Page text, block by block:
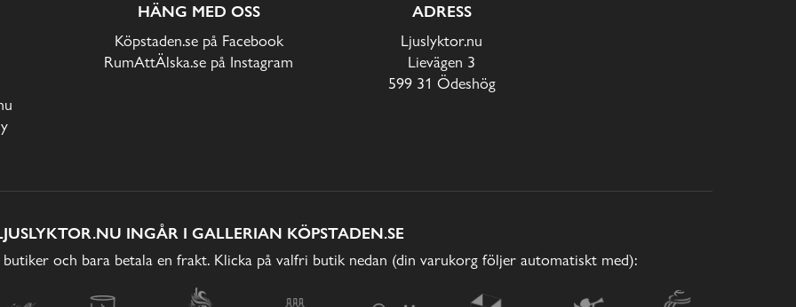
HÄNG MED OSS
Köpstaden.se på Facebook
RumAttÄlska.se på Instagram
ADRESS
Ljuslyktor.nu
Lievägen 3
599 31 Ödeshög
INGÅR I GALLERIAN KÖPSTADEN.SE
och bara betala en frakt. Klicka på valfri butik nedan (din varukorg följer automatiskt med):